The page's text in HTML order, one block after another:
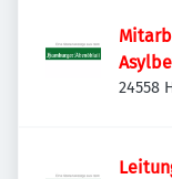
24558